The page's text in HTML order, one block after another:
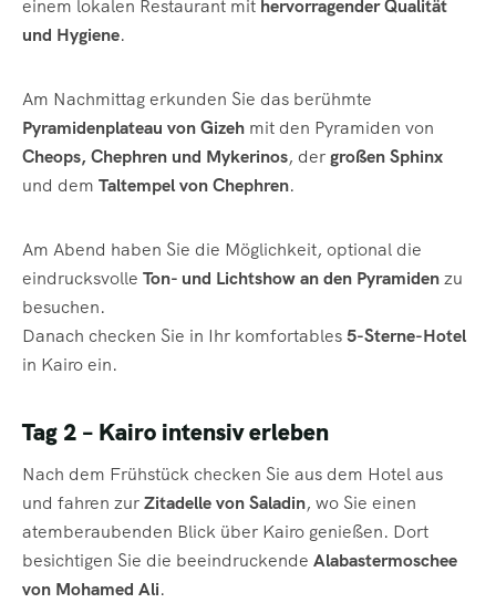
einem lokalen Restaurant mit hervorragender Qualität
und Hygiene.
Am Nachmittag erkunden Sie das berühmte
Pyramidenplateau von Gizeh mit den Pyramiden von
Cheops, Chephren und Mykerinos, dergroßen Sphinx
und dem Taltempel von Chephren.
Am Abend haben Sie die Möglichkeit, optional die
eindrucksvolle Ton- und Lichtshow an den Pyramidenzu
besuchen.
Danach checken Sie in Ihr komfortables5-Sterne-Hotel
in Kairo ein.
Tag 2 – Kairo intensiv erleben
Nach dem Frühstück checken Sie aus dem Hotel aus
und fahren zurZitadelle von Saladin, wo Sie einen
atemberaubenden Blick über Kairo genießen. Dort
besichtigen Sie die beeindruckende Alabastermoschee
von Mohamed Ali.